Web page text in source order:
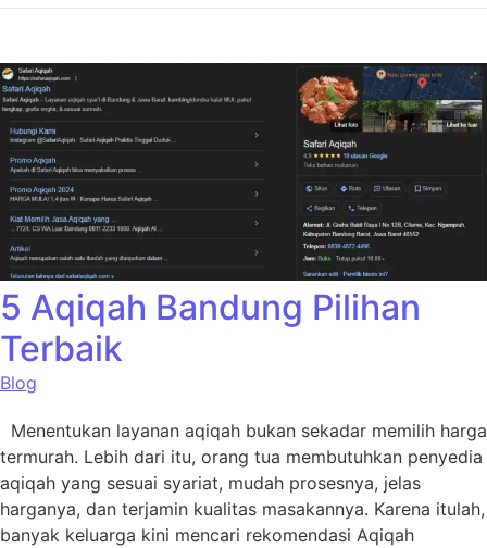
5 Aqiqah Bandung Pilihan
Terbaik
Blog
Menentukan layanan aqiqah bukan sekadar memilih harga
termurah. Lebih dari itu, orang tua membutuhkan penyedia
aqiqah yang sesuai syariat, mudah prosesnya, jelas
harganya, dan terjamin kualitas masakannya. Karena itulah,
banyak keluarga kini mencari rekomendasi Aqiqah